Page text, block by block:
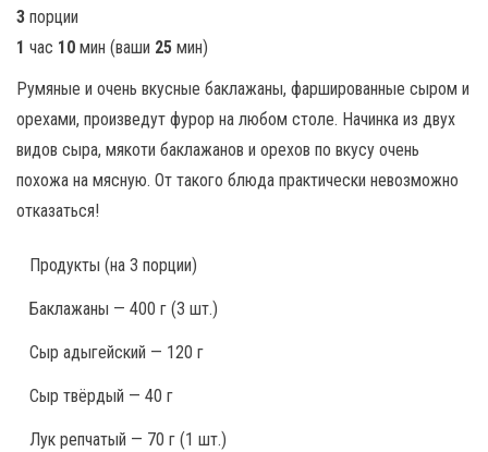
3 порции
1 час 10 мин (ваши 25 мин)
Румяные и очень вкусные баклажаны, фаршированные сыром и
орехами, произведут фурор на любом столе. Начинка из двух
видов сыра, мякоти баклажанов и орехов по вкусу очень
похожа на мясную. От такого блюда практически невозможно
отказаться!
Продукты (на 3 порции)
Баклажаны — 400 г (3 шт.)
Сыр адыгейский — 120 г
Сыр твёрдый — 40 г
Лук репчатый — 70 г (1 шт.)